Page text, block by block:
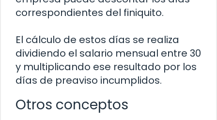
correspondientes del finiquito.
El cálculo de estos días se realiza
dividiendo el salario mensual entre 30
y multiplicando ese resultado por los
días de preaviso incumplidos.
Otros conceptos